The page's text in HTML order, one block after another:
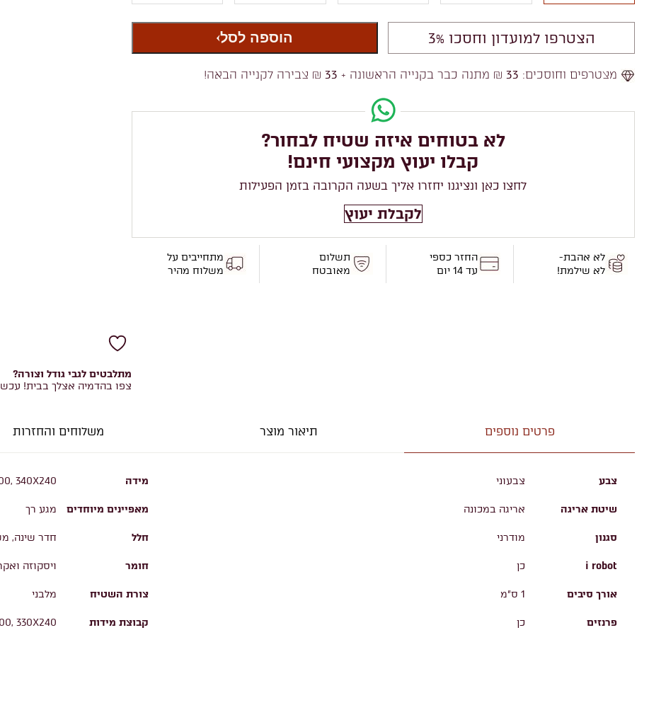
הצטרפו למועדון וחסכו 3% הוספה לסל
מצטרפים וחוסכים: 33 ₪ מתנה כבר בקנייה הראשונה + 33 ₪ צבירה לקנייה הבאה!
לא בטוחים איזה שטיח לבחור?
קבלו יעוץ מקצועי חינם!
לחצו כאן ונציגנו יחזרו אליך בשעה הקרובה בזמן הפעילות
לקבלת יעוץ
לא אהבת-
לא שילמת!
החזר כספי
עד 14 יום
תשלום
מאובטח
מתחייבים על
משלוח מהיר
מתלבטים לגבי גודל וצורה?
צפו בהדמיה אצלך בבית!
פרטים נוספים תיאור מוצר משלוחים והחזרות
צבע צבעוני מידה 340X240
שיטת אריגה אריגה במכונה מאפיינים מיוחדים מגע רך
סגנון מודרני חלל חדר שינה,
i robot כן חומר ויסקוזה
אורך סיבים 1 ס"מ צורת השטיח מלבני
פרנזים כן קבוצת מידות 330X240